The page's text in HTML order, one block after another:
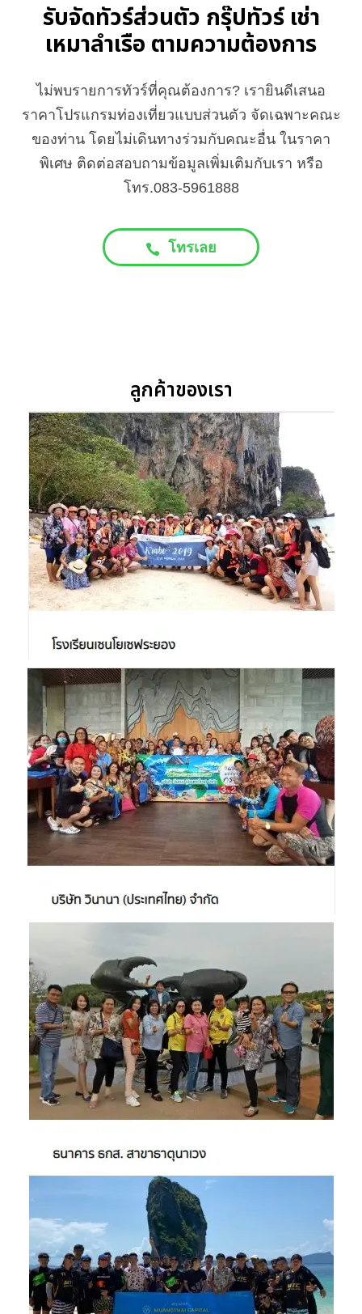
รับจัดทัวร์ส่วนตัว กรุ๊ปทัวร์ เช่า
เหมาลำเรือ ตามความต้องการ
ไม่พบรายการทัวร์ที่คุณต้องการ? เรายินดีเสนอ
ราคาโปรแกรมท่องเที่ยวแบบส่วนตัว จัดเฉพาะคณะ
ของท่าน โดยไม่เดินทางร่วมกับคณะอื่น ในราคา
พิเศษ ติดต่อสอบถามข้อมูลเพิ่มเติมกับเรา หรือ
โทร.083-5961888
โทรเลย
ลูกค้าของเรา